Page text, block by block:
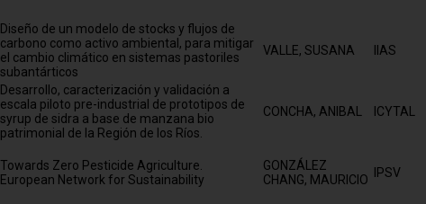
Diseño de un modelo de stocks y flujos de
carbono como activo ambiental, para mitigar
el cambio climático en sistemas pastoriles
subantárticos
VALLE, SUSANA IIAS
Desarrollo, caracterización y validación a
escala piloto pre-industrial de prototipos de
syrup de sidra a base de manzana bio
patrimonial de la Región de los Ríos.
CONCHA, ANIBAL ICYTAL
Towards Zero Pesticide Agriculture.
European Network for Sustainability
GONZÁLEZ
CHANG, MAURICIO
IPSV